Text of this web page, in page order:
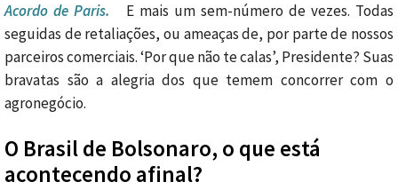
Acordo de Paris. E mais um sem-número de vezes. Todas
seguidas de retaliações, ou ameaças de, por parte de nossos
parceiros comerciais. ‘Por que não te calas’, Presidente? Suas
bravatas são a alegria dos que temem concorrer com o
agronegócio.
O Brasil de Bolsonaro, o que está
acontecendo afinal?